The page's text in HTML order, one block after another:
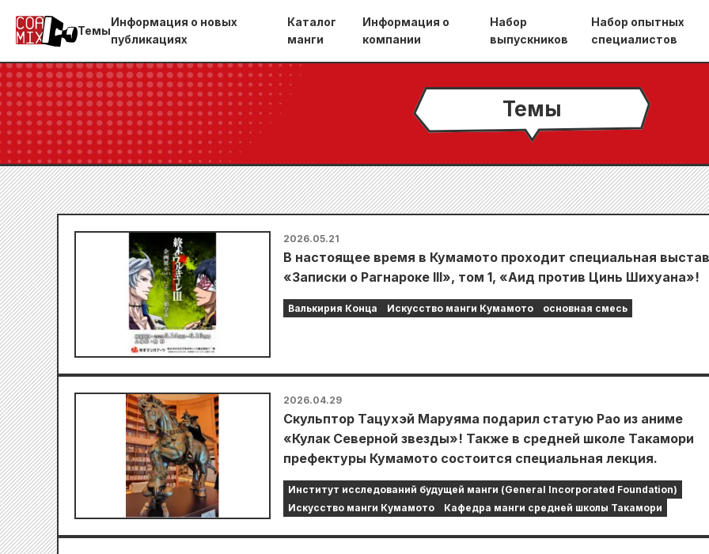
Темы
Информация о новых
публикациях
Каталог
манги
Информация о
компании
Набор
выпускников
Набор опытных
специалистов
Темы
2026.05.21
В настоящее время в Кумамото проходит специальная
«Записки о Рагнароке III», том 1, «Аид против Цинь Шихуана»!
Валькирия Конца Искусство манги Кумамото основная смесь
2026.04.29
Скульптор Тацухэй Маруяма подарил статую Рао из аниме
«Кулак Северной звезды»! Также в средней школе Такамори
префектуры Кумамото состоится специальная лекция.
Институт исследований будущей манги (General Incorporated Foundation)
Искусство манги Кумамото
Кафедра манги средней школы Такамори